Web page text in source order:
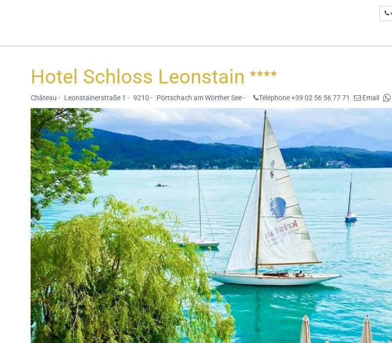
Hotel Schloss Leonstain
Château - Leonstainerstraße 1 - 9210 - Pörtschach am Wörther See - Téléphone +39 02 56 56 77 71 Email